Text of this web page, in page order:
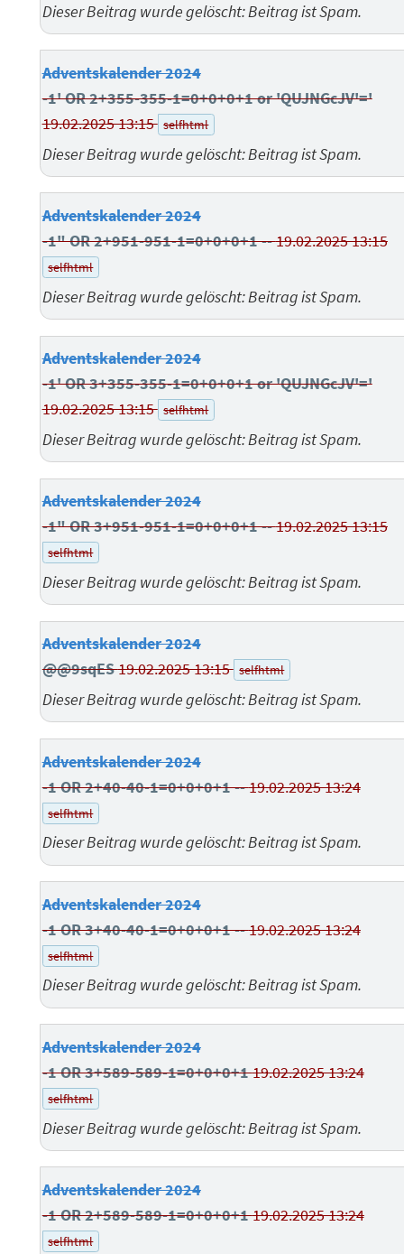
Dieser Beitrag wurde gelöscht: Beitrag ist Spam.
Adventskalender 2024
-1' OR 2+355-355-1=0+0+0+1 or 'QUJNGcJV'='
19.02.2025 13:15 selfhtml
Dieser Beitrag wurde gelöscht: Beitrag ist Spam.
Adventskalender 2024
-1" OR 2+951-951-1=0+0+0+1 --19.02.2025 13:15
selfhtml
Dieser Beitrag wurde gelöscht: Beitrag ist Spam.
Adventskalender 2024
-1' OR 3+355-355-1=0+0+0+1 or 'QUJNGcJV'='
19.02.2025 13:15 selfhtml
Dieser Beitrag wurde gelöscht: Beitrag ist Spam.
Adventskalender 2024
-1" OR 3+951-951-1=0+0+0+1 --19.02.2025 13:15
selfhtml
Dieser Beitrag wurde gelöscht: Beitrag ist Spam.
Adventskalender 2024
@@9sqES19.02.2025 13:15 selfhtml
Dieser Beitrag wurde gelöscht: Beitrag ist Spam.
Adventskalender 2024
-1 OR 2+40-40-1=0+0+0+1 --19.02.2025 13:24
selfhtml
Dieser Beitrag wurde gelöscht: Beitrag ist Spam.
Adventskalender 2024
-1 OR 3+40-40-1=0+0+0+1 --19.02.2025 13:24
selfhtml
Dieser Beitrag wurde gelöscht: Beitrag ist Spam.
Adventskalender 2024
-1 OR 3+589-589-1=0+0+0+119.02.2025 13:24
selfhtml
Dieser Beitrag wurde gelöscht: Beitrag ist Spam.
Adventskalender 2024
-1 OR 2+589-589-1=0+0+0+119.02.2025 13:24
selfhtml